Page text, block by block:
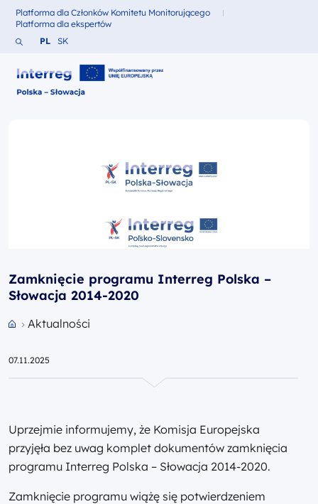
Fundusze dla
Platforma dla Członków Komitetu Monitorującego
Fundusze dla
Platforma dla ekspertów
Szukaj w serwisie
Zmień język na Polski
PL Zmień język na Słowacki
SK
Zamknięcie programu Interreg Polska –
Słowacja 2014-2020
Aktualności
07.11.2025
Uprzejmie informujemy, że Komisja Europejska
przyjęła bez uwag komplet dokumentów zamknięcia
programu Interreg Polska – Słowacja 2014-2020.
Zamknięcie programu wiążę się potwierdzeniem